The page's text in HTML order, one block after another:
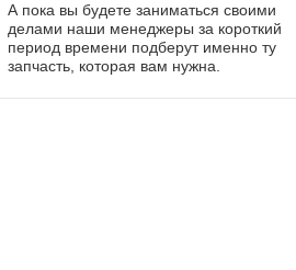
А пока вы будете заниматься своими
делами наши менеджеры за короткий
период времени подберут именно ту
запчасть, которая вам нужна.